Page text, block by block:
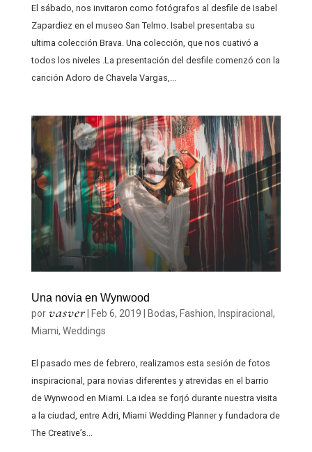
El sábado, nos invitaron como fotógrafos al desfile de Isabel
Zapardiez en el museo San Telmo. Isabel presentaba su
ultima colección Brava. Una colección, que nos cuativó a
todos los niveles .La presentación del desfile comenzó con la
canción Adoro de Chavela Vargas,...
Una novia en Wynwood
por vasver| Feb 6, 2019 Bodas, Fashion, Inspiracional ,
Miami, Weddings
El pasado mes de febrero, realizamos esta sesión de fotos
inspiracional, para novias diferentes y atrevidas en el barrio
de Wynwood en Miami. La idea se forjó durante nuestra visita
a la ciudad, entre Adri, Miami Wedding Planner y fundadora de
The Creative’s...